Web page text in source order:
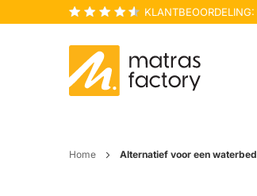
KLANTBEOORDELING:
Home Alternatief voor een waterbed